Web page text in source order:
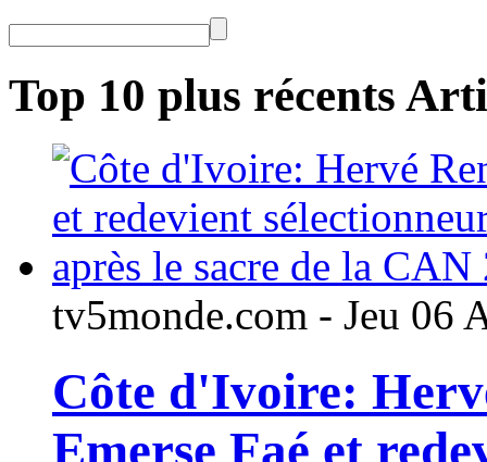
Top 10 plus récents
tv5monde.com - Jeu 06
Côte d'Ivoire:
Emerse Faé et